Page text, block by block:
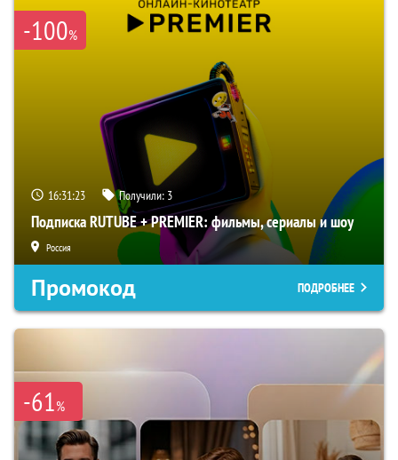
-100%
16:31:22 Получили: 3
Подписка RUTUBE + PREMIER: фильмы, сериалы и шоу
Россия
Промокод ПОДРОБНЕЕ
-61%